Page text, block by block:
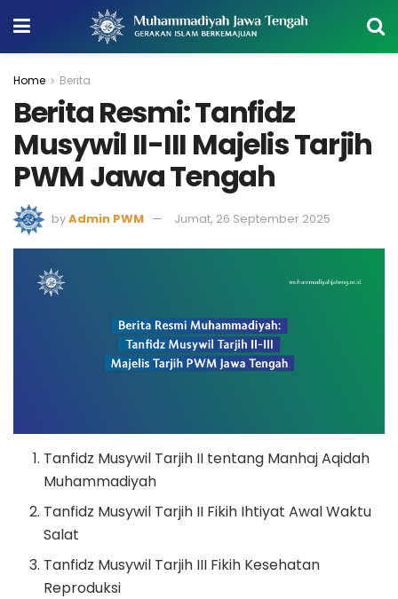
Home Berita
Berita Resmi: Tanfidz
Musywil II-III Majelis Tarjih
PWM Jawa Tengah
byAdmin PWM Jumat, 26 September 2025
Tanfidz Musywil Tarjih II tentang Manhaj Aqidah
Muhammadiyah
Tanfidz Musywil Tarjih II Fikih Ihtiyat Awal Waktu
Salat
Tanfidz Musywil Tarjih III Fikih Kesehatan
Reproduksi